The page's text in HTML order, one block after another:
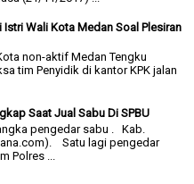
Istri Wali Kota Medan Soal Plesiran
non-aktif Medan Tengku
tim Penyidik di kantor KPK jalan
Saat Jual Sabu Di SPBU
pengedar sabu . Kab.
Satu lagi pengedar
Polres ...